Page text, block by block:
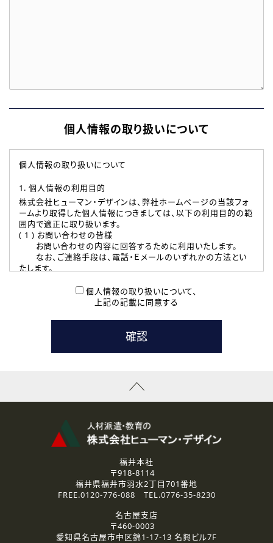
個人情報の取り扱いについて
個人情報の取り扱いについて
1. 個人情報の利用目的
株式会社ヒューマン・デザインは、弊社ホームページの当該フォ
ームより取得した個人情報につきましては、以下の利用目的の範
囲内で適正に取り扱います。
( 1 ) お問い合わせの皆様
お問い合わせの内容に回答するために利用いたします。
なお、ご連絡手段は、電話・Ｅメールのいずれかの方法とい
たします。
本登録に関するご連絡および本登録時の参考情報として利
たします。
( 3 ) スタッフ派遣を検討されている企業の皆様
お問い合わせの内容に回答するために利用いたします。
なお、ご連絡手段は、電話・Ｅメールのいずれかの方法とい
資料送付、受講相談に関するご連絡のために利用いたしま
その他、お問い合わせの内容に回答するために利用いたし
なお、ご連絡手段は、電話・Ｅメールのいずれかの方法とい
2.個人情報の第三者提供
ご提供いただいた個人情報は、法令等の規定に従う場合を除き、
3.個人情報の取り扱いの委託
弊社の定める個人情報保護の評価基準を満たした委託先に、個
個人情報の取り扱いについて、
上記の記載に同意する
福井本社
〒918-8114
福井県福井市羽水2丁目701番地
FREE.0120-776-088 TEL.0776-35-8230
名古屋支店
〒460-0003
愛知県名古屋市中区錦1-17-13 名興ビル7F